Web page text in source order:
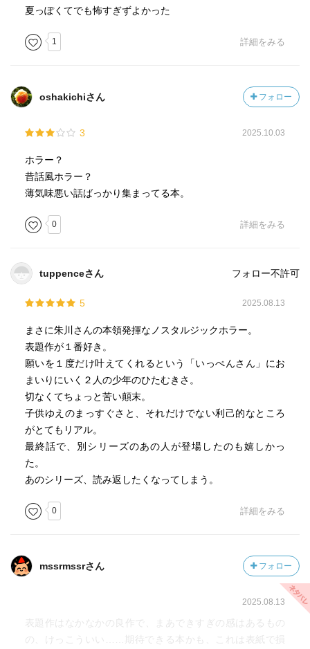
夏っぽくてでも怖すぎずよかった
1 詳細をみる
oshakichiさん フォロー
3 2025.10.03
ホラー？
昔話風ホラー？
薄気味悪い話ばっかり集まってる本。
0 詳細をみる
tuppenceさん フォロー不許可
5 2025.08.13
まさに朱川さんの本領発揮なノスタルジックホラー。
表題作が１番好き。
願いを１度だけ叶えてくれるという「いっぺんさん」にお
まいりにいく２人の少年のひたむきさ。
切なくてちょっと苦い顛末。
子供ゆえのまっすぐさと、それだけでない利己的なところ
がとてもリアル。
最終話で、別シリーズのあの人が登場したのも嬉しかっ
た。
あのシリーズ、読み返したくなってしまう。
0 詳細をみる
mssrmssrさん フォロー
2025.08.13
表題作はなかなかの良作で、まあできすぎの感はあるもの
の、けっこういい……期待できる本かも、これは表紙で損